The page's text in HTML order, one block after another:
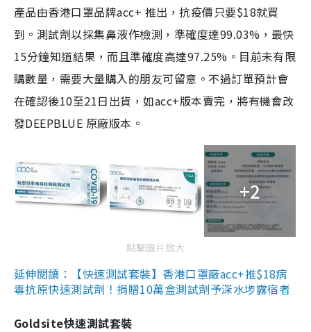
產品由香港口罩品牌acc+ 推出，抗疫價只要$18就買
到。測試劑以採集鼻液作檢測，準確度達99.03%，最快
15分鐘知道結果，而且準確度高達97.25%。目前未有限
購數量，需要大量購入的朋友可留意。不過訂單預計會
在確認後10至21日出貨，如acc+版本賣完，將有機會改
發DEEPBLUE 原廠版本。
+2
點擊圖片放大
延伸閱讀：【快速測試套裝】香港口罩廠acc+推$18病
毒抗原快速測試劑！捐贈10萬盒測試劑予深水埗露宿者
Goldsite快速測試套裝